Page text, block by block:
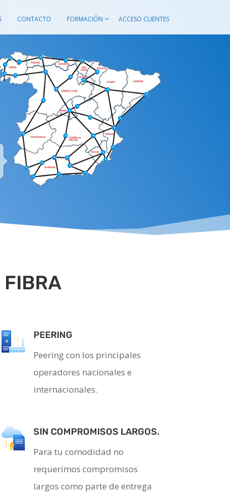
CONTACTO FORMACIÓN ACCESO CLIENTES
FIBRA
PEERING
Peering con los principales
operadores nacionales e
internacionales.
SIN COMPROMISOS LARGOS.
Para tu comodidad no
requerimos compromisos
largos como parte de entrega